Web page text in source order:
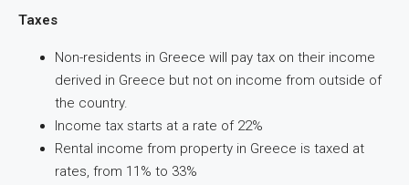
Taxes
Non-residents in Greece will pay tax on their income
derived in Greece but not on income from outside of
the country.
Income tax starts at a rate of 22%
Rental income from property in Greece is taxed at
rates, from 11% to 33%